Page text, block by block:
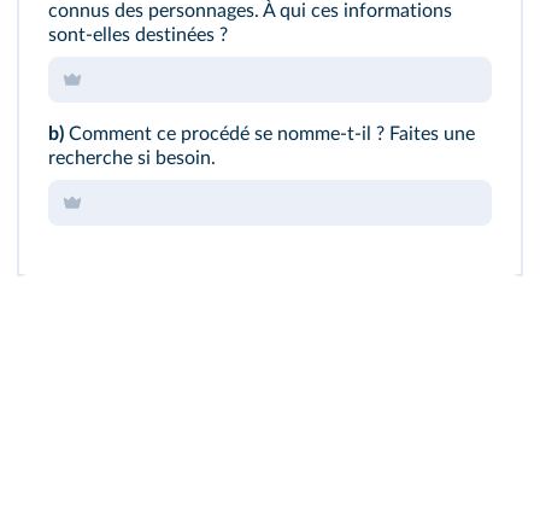
connus des personnages. À qui ces informations
sont-elles destinées ?
b) Comment ce procédé se nomme-t-il ? Faites une
recherche si besoin.